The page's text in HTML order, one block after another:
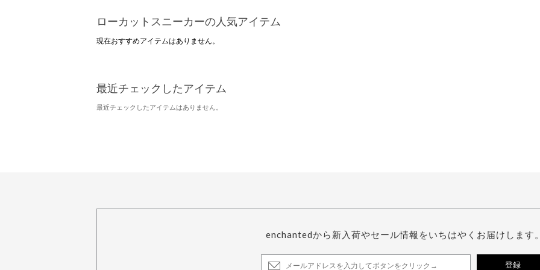
ローカットスニーカーの人気アイテム
現在おすすめアイテムはありません。
最近チェックしたアイテム
最近チェックしたアイテムはありません。
enchantedから新入荷やセール情報をいちはやくお届けします
登録